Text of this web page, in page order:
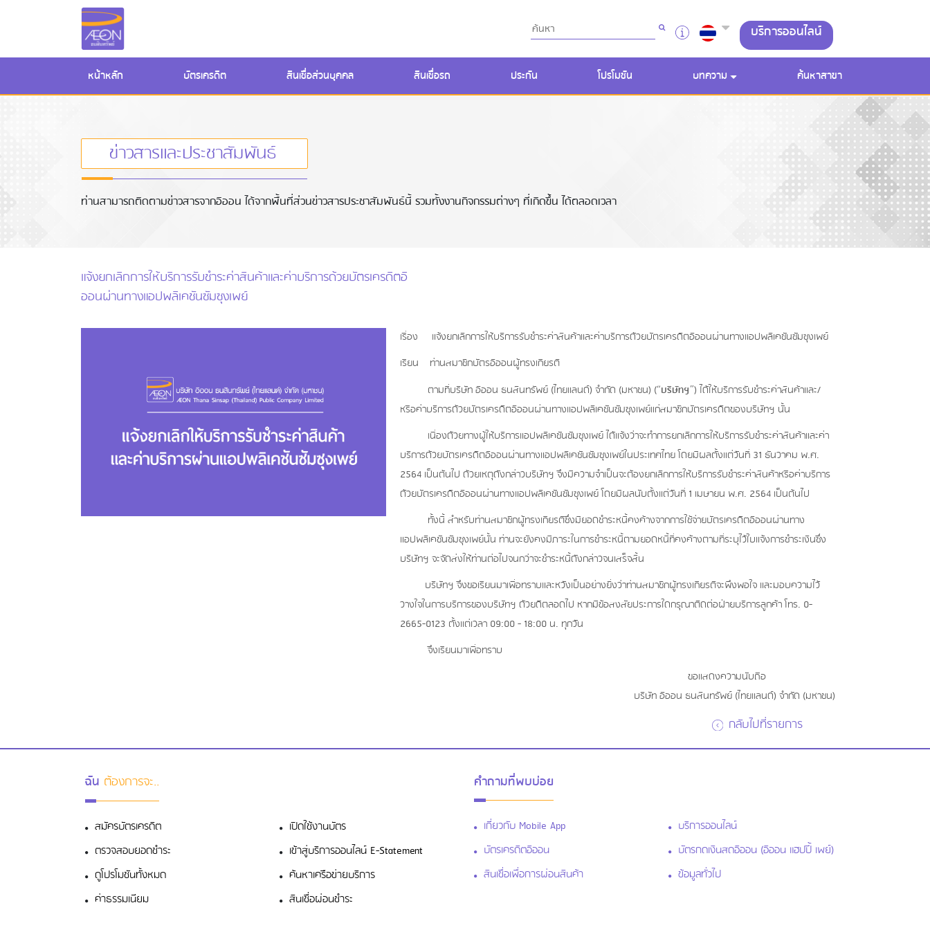
บริการออนไลน์
หน้าหลัก บัตรเครดิต สินเชื่อส่วนบุคคล สินเชื่อรถ ประกัน โปรโมชัน บทความ ค้นหาสาขา
ข่าวสารและประชาสัมพันธ์
ท่านสามารถติดตามข่าวสารจากอิออน ได้จากพื้นที่ส่วนข่าวสารประชาสัมพันธ์นี้ รวมทั้งงานกิจกรรมต่างๆ ที่เกิดขึ้น ได้ตลอดเวลา
แจ้งยกเลิกการให้บริการรับชำระค่าสินค้าและค่าบริการด้วยบัตรเครดิตอิ
ออนผ่านทางแอปพลิเคชันซัมซุงเพย์
เรื่อง แจ้งยกเลิกการให้บริการรับชำระค่าสินค้าและค่าบริการด้วยบัตรเครดิตอิออนผ่านทางแอปพลิเคชันซัมซุงเพย์
เรียน ท่านสมาชิกบัตรอิออนผู้ทรงเกียรติ
ตามที่บริษัท อิออน ธนสินทรัพย์ (ไทยแลนด์) จำกัด (มหาชน) (“บริษัทฯ”) ได้ให้บริการรับชำระค่าสินค้าและ/
หรือค่าบริการด้วยบัตรเครดิตอิออนผ่านทางแอปพลิเคชันซัมซุงเพย์แก่สมาชิกบัตรเครดิตของบริษัทฯ นั้น
เนื่องด้วยทางผู้ให้บริการแอปพลิเคชันซัมซุงเพย์ ได้แจ้งว่าจะทำการยกเลิกการให้บริการรับชำระค่าสินค้าและค่า
บริการด้วยบัตรเครดิตอิออนผ่านทางแอปพลิเคชันซัมซุงเพย์ในประเทศไทย โดยมีผลตั้งแต่วันที่ 31 ธันวาคม พ.ศ.
2564 เป็นต้นไป ด้วยเหตุดังกล่าวบริษัทฯ จึงมีความจำเป็นจะต้องยกเลิกการให้บริการรับชำระค่าสินค้าหรือค่าบริการ
ด้วยบัตรเครดิตอิออนผ่านทางแอปพลิเคชันซัมซุงเพย์ โดยมีผลนับตั้งแต่วันที่ 1 เมษายน พ.ศ. 2564 เป็นต้นไป
ทั้งนี้ สำหรับท่านสมาชิกผู้ทรงเกียรติซึ่งมียอดชำระหนี้คงค้างจากการใช้จ่ายบัตรเครดิตอิออนผ่านทาง
แอปพลิเคชันซัมซุงเพย์นั้น ท่านจะยังคงมีภาระในการชำระหนี้ตามยอดหนี้ที่คงค้างตามที่ระบุไว้ใบแจ้งการชำระเงินซึ่ง
บริษัทฯ จะจัดส่งให้ท่านต่อไปจนกว่าจะชำระหนี้ดังกล่าวจนเสร็จสิ้น
บริษัทฯ จึงขอเรียนมาเพื่อทราบและหวังเป็นอย่างยิ่งว่าท่านสมาชิกผู้ทรงเกียรติจะพึงพอใจ และมอบความไว้
วางใจในการบริการของบริษัทฯ ด้วยดีตลอดไป หากมีข้อสงสัยประการใดกรุณาติดต่อฝ่ายบริการลูกค้า โทร. 0-
2665-0123 ตั้งแต่เวลา 09:00 - 18:00 น. ทุกวัน
จึงเรียนมาเพื่อทราบ
ขอแสดงความนับถือ
บริษัท อิออน ธนสินทรัพย์ (ไทยแลนด์) จำกัด (มหาชน)
กลับไปที่รายการ
ฉัน ต้องการจะ..
สมัครบัตรเครดิต
เปิดใช้งานบัตร
ตรวจสอบยอดชำระ
เข้าสู่บริการออนไลน์ E-Statement
ดูโปรโมชันทั้งหมด
ค้นหาเครือข่ายบริการ
ค่าธรรมเนียม
สินเชื่อผ่อนชำระ
คำถามที่พบบ่อย
เกี่ยวกับ Mobile App
บริการออนไลน์
บัตรเครดิตอิออน
บัตรกดเงินสดอิออน (อิออน แฮปปี้ เพย์)
สินเชื่อเพื่อการผ่อนสินค้า
ข้อมูลทั่วไป